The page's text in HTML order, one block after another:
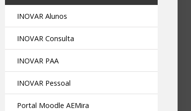
INOVAR Alunos
INOVAR Consulta
INOVAR PAA
INOVAR Pessoal
Portal Moodle AEMira